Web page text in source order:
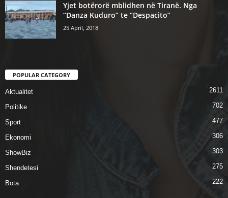
Yjet botërorë mblidhen në Tiranë. Nga
“Danza Kuduro” te “Despacito”
25 April, 2018
POPULAR CATEGORY
Aktualitet 2611
Politike 702
Sport 477
Ekonomi 306
ShowBiz 303
Shendetesi 275
Bota 222